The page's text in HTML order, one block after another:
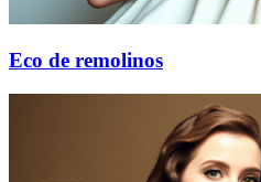
Eco de remolinos